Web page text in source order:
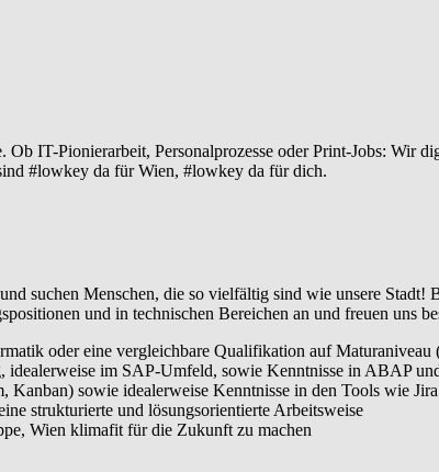
IT-Pionierarbeit, Personalprozesse oder Print-Jobs: Wir
#lowkey da für Wien, #lowkey da für dich.
suchen Menschen, die so vielfältig sind wie unsere
und in technischen Bereichen an und freuen uns
oder eine vergleichbare Qualifikation auf
idealerweise im SAP-Umfeld, sowie Kenntnisse in ABAP
Kanban) sowie idealerweise Kenntnisse in den Tools wie
strukturierte und lösungsorientierte Arbeitsweise
Wien klimafit für die Zukunft zu machen